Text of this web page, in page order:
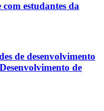
estudantes da
de desenvolvimento
de